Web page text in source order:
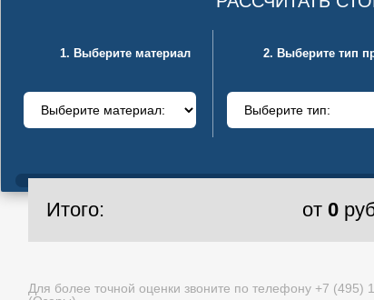
1. Выберите материал 2. Выберите тип
Итого: от 0